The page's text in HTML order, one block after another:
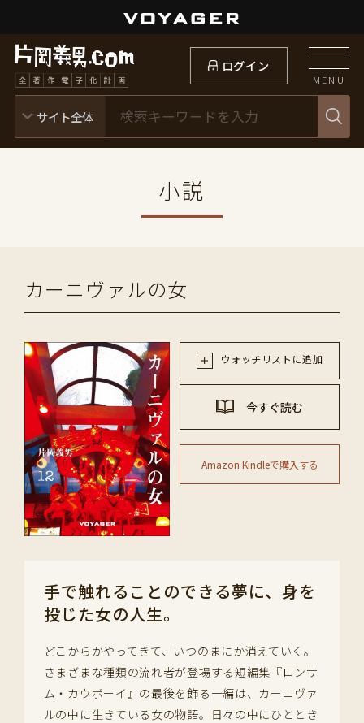
ログイン
MENU
小説
カーニヴァルの女
ウォッチリストに追加
今すぐ読む
Amazon Kindleで購入する
手で触れることのできる夢に、身を
投じた女の人生。
どこからかやってきて、いつのまにか消えていく。
さまざまな種類の流れ者が登場する短編集『ロンサ
ム・カウボーイ』の最後を飾る一編は、カーニヴァ
ルの中に生きている女の物語。日々の中にひととき